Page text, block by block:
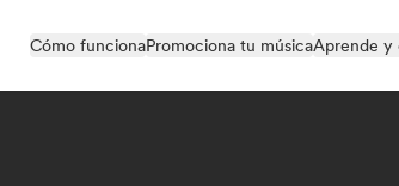
Cómo funcionaPromociona tu músicaAprende y